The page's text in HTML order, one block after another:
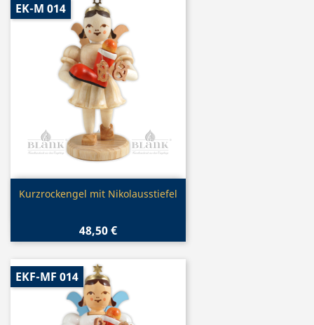
Vorschau
Kurzrockengel mit Nikolausstiefel
48,50 €
EK-M 014
EKF-MF 014